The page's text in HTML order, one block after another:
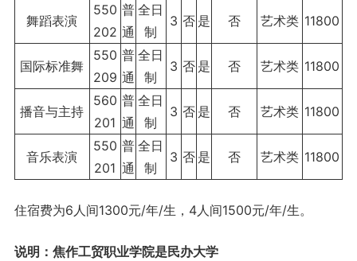
舞蹈表演
550
202
普
通
全日
制
3 否 是 否 艺术类 11800
国际标准舞
550
209
普
通
全日
制
3 否 是 否 艺术类 11800
播音与主持
560
201
普
通
全日
制
3 否 是 否 艺术类 11800
音乐表演
550
201
普
通
全日
制
3 否 是 否 艺术类 11800
住宿费为6人间1300元/年/生，4人间1500元/年/生。
说明：焦作工贸职业学院是民办大学